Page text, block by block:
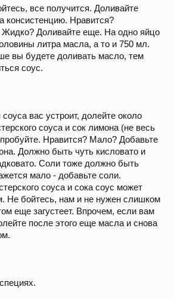
все получится. Доливайте
консистенцию. Нравится?
Жидко? Доливайте еще. На одно яйцо
литра масла, а то и 750 мл.
вы будете доливать масло, тем
соус.
соуса вас устроит, долейте около
соуса и сок лимона (не весь
Нравится? Мало? Добавьте
Должно быть чуть кисловато и
Соли тоже должно быть
мало - добавьте соли.
соуса и сока соус может
Не бойтесь, нам и не нужен слишком
еще загустеет. Впрочем, если вам
после этого еще масла и снова